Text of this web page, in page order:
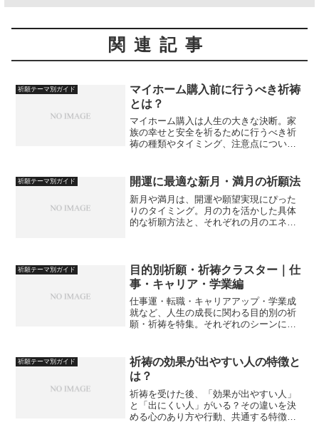
関連記事
祈願テーマ別ガイド
マイホーム購入前に行うべき祈祷
とは？
マイホーム購入は人生の大きな決断。家
族の幸せと安全を祈るために行うべき祈
祷の種類やタイミング、注意点について
祈願テーマ別ガイド 開運に最適な新月・満月の祈願法
新月や満月は、開運や願望実現にぴった
りのタイミング。月の力を活かした具体
的な祈願方法と、それぞれの月のエネル
祈願テーマ別ガイド
目的別祈願・祈祷クラスター｜仕
事・キャリア・学業編
仕事運・転職・キャリアアップ・学業成
就など、人生の成長に関わる目的別の祈
願・祈祷を特集。それぞれのシーンに適
祈願テーマ別ガイド
祈祷の効果が出やすい人の特徴と
は？
祈祷を受けた後、「効果が出やすい人」
と「出にくい人」がいる？その違いを決
める心のあり方や行動、共通する特徴を